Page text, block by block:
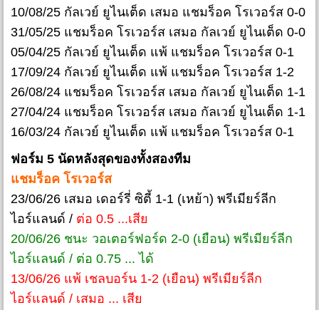
10/08/25 กัลเวย์ ยูไนเต็ด เสมอ แชมร็อค โรเวอร์ส 0-0
31/05/25 แชมร็อค โรเวอร์ส เสมอ กัลเวย์ ยูไนเต็ด 0-0
05/04/25 กัลเวย์ ยูไนเต็ด แพ้ แชมร็อค โรเวอร์ส 0-1
17/09/24 กัลเวย์ ยูไนเต็ด แพ้ แชมร็อค โรเวอร์ส 1-2
26/08/24 แชมร็อค โรเวอร์ส เสมอ กัลเวย์ ยูไนเต็ด 1-1
27/04/24 แชมร็อค โรเวอร์ส เสมอ กัลเวย์ ยูไนเต็ด 1-1
16/03/24 กัลเวย์ ยูไนเต็ด แพ้ แชมร็อค โรเวอร์ส 0-1
ฟอร์ม 5 นัดหลังสุดของทั้งสองทีม
แชมร็อค โรเวอร์ส
23/06/26 เสมอ เดอร์รี่ ซิตี้ 1-1 (เหย้า) พรีเมียร์ลีก
ไอร์แลนด์ / ต่อ 0.5 ...เสีย
20/06/26 ชนะ วอเตอร์ฟอร์ด 2-0 (เยือน) พรีเมียร์ลีก
ไอร์แลนด์ / ต่อ 0.75 ... ได้
13/06/26 แพ้ เชลบอร์น 1-2 (เยือน) พรีเมียร์ลีก
ไอร์แลนด์ / เสมอ ... เสีย